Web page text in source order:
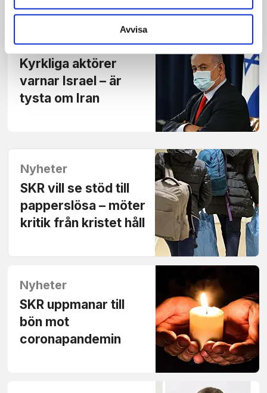
Avvisa
Nyheter
Kyrkliga aktörer
varnar Israel – är
tysta om Iran
Nyheter
SKR vill se stöd till
papperslösa – möter
kritik från kristet håll
Nyheter
SKR uppmanar till
bön mot
coronapandemin